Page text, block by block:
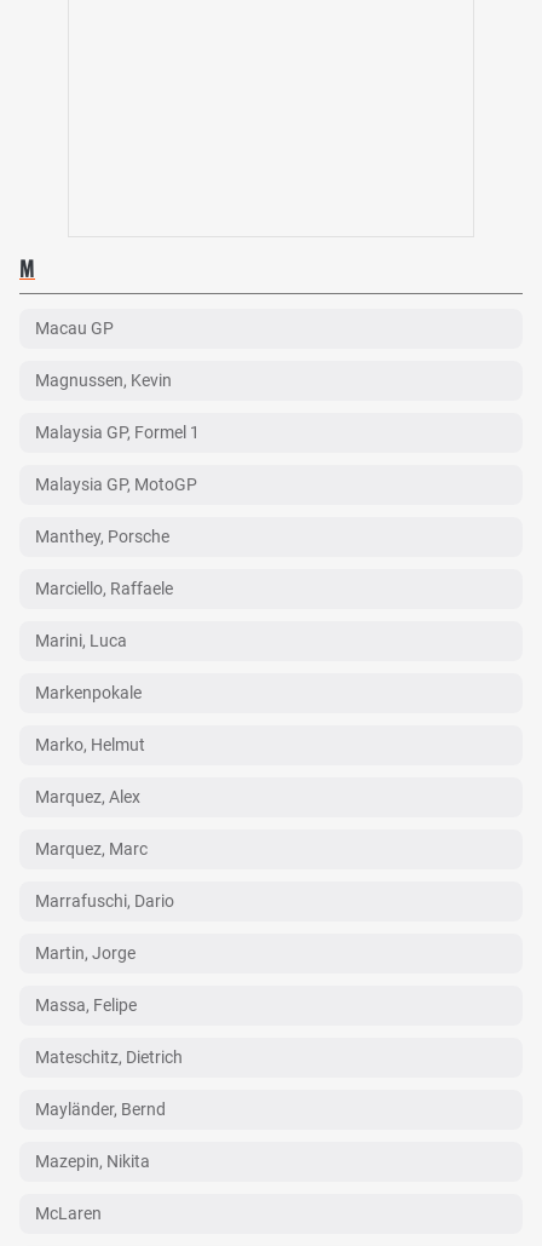
M
Macau GP
Magnussen, Kevin
Malaysia GP, Formel 1
Malaysia GP, MotoGP
Manthey, Porsche
Marciello, Raffaele
Marini, Luca
Markenpokale
Marko, Helmut
Marquez, Alex
Marquez, Marc
Marrafuschi, Dario
Martin, Jorge
Massa, Felipe
Mateschitz, Dietrich
Mayländer, Bernd
Mazepin, Nikita
McLaren